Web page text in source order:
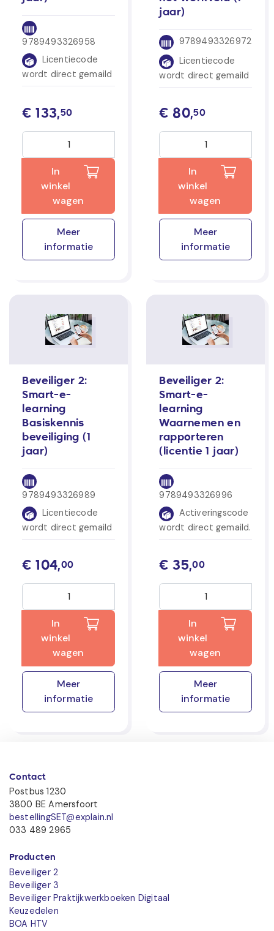
9789493326958
Licentiecode
wordt direct gemaild
€ 133,50
In
winkel
wagen
Meer
informatie
jaar)
9789493326972
Licentiecode
wordt direct gemaild
€ 80,50
In
winkel
wagen
Meer
informatie
Beveiliger 2:
Smart-e-
learning
Basiskennis
beveiliging (1
jaar)
9789493326989
Licentiecode
wordt direct gemaild
€ 104,00
In
winkel
wagen
Meer
informatie
Beveiliger 2:
Smart-e-
learning
Waarnemen en
rapporteren
(licentie 1 jaar)
9789493326996
Activeringscode
wordt direct gemaild.
€ 35,00
In
winkel
wagen
Meer
informatie
Contact
Postbus 1230
3800 BE Amersfoort
bestellingSET@explain.nl
033 489 2965
Producten
Beveiliger 2
Beveiliger 3
Beveiliger Praktijkwerkboeken Digitaal
Keuzedelen
BOA HTV